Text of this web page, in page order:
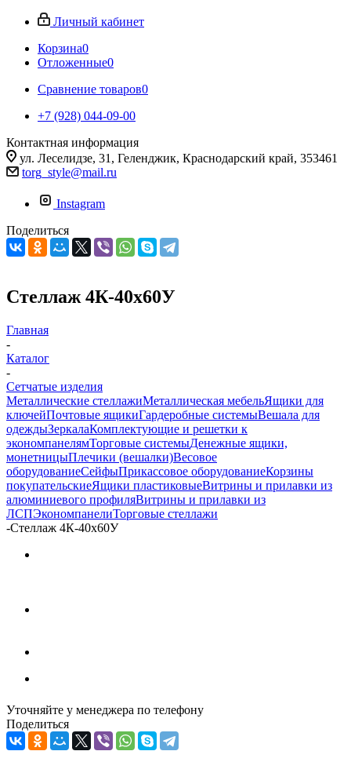
Личный кабинет
Корзина0
Отложенные0
Сравнение товаров0
+7 (928) 044-09-00
Контактная информация
ул. Леселидзе, 31, Геленджик, Краснодарский край, 353461
torg_style@mail.ru
Instagram
Поделиться
Стеллаж 4К-40х60У
Главная
-
Каталог
-
Сетчатые изделия
Металлические стеллажиМеталлическая мебельЯщики для
ключейПочтовые ящикиГардеробные системыВешала для
одеждыЗеркалаКомплектующие и решетки к
экономпанелямТорговые системыДенежные ящики,
монетницыПлечики (вешалки)Весовое
оборудованиеСейфыПрикассовое оборудованиеКорзины
покупательскиеЯщики пластиковыеВитрины и прилавки из
алюминиевого профиляВитрины и прилавки из
ЛСПЭкономпанелиТорговые стеллажи
-Стеллаж 4К-40х60У
Уточняйте у менеджера по телефону
Поделиться